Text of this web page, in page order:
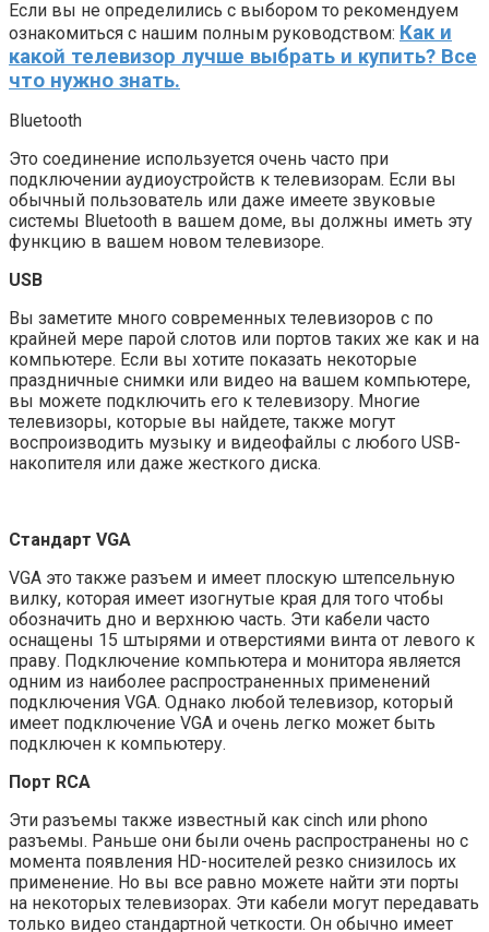
Если вы не определились с выбором то рекомендуем
ознакомиться с нашим полным руководством: Как и
какой телевизор лучше выбрать и купить? Все
что нужно знать.
Bluetooth
Это соединение используется очень часто при
подключении аудиоустройств к телевизорам. Если вы
обычный пользователь или даже имеете звуковые
системы Bluetooth в вашем доме, вы должны иметь эту
функцию в вашем новом телевизоре.
USB
Вы заметите много современных телевизоров с по
крайней мере парой слотов или портов таких же как и на
компьютере. Если вы хотите показать некоторые
праздничные снимки или видео на вашем компьютере,
вы можете подключить его к телевизору. Многие
телевизоры, которые вы найдете, также могут
воспроизводить музыку и видеофайлы с любого USB-
накопителя или даже жесткого диска.
Стандарт VGA
VGA это также разъем и имеет плоскую штепсельную
вилку, которая имеет изогнутые края для того чтобы
обозначить дно и верхнюю часть. Эти кабели часто
оснащены 15 штырями и отверстиями винта от левого к
праву. Подключение компьютера и монитора является
одним из наиболее распространенных применений
подключения VGA. Однако любой телевизор, который
имеет подключение VGA и очень легко может быть
подключен к компьютеру.
Порт RCA
Эти разъемы также известный как cinch или phono
разъемы. Раньше они были очень распространены но с
момента появления HD-носителей резко снизилось их
применение. Но вы все равно можете найти эти порты
на некоторых телевизорах. Эти кабели могут передавать
только видео стандартной четкости. Он обычно имеет